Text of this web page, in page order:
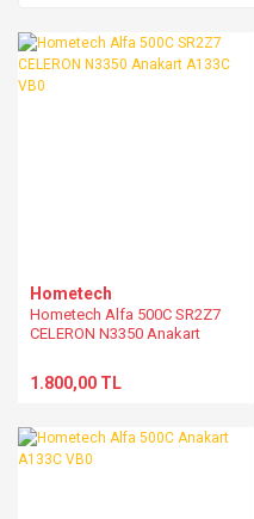
Hometech
Hometech Alfa 500C SR2Z7
CELERON N3350 Anakart
1.800,00 TL